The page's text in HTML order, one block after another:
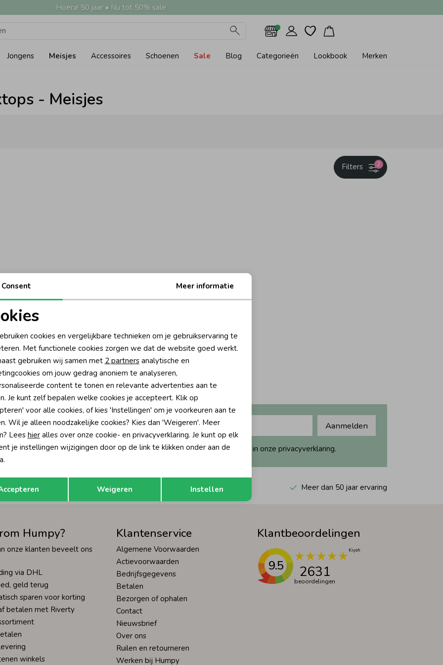
Hoera! 50 jaar • Nu tot 50% sale
Jongens Meisjes Accessoires Schoenen Sale Blog Categorieën Lookbook Merken
- Meisjes
2
Filters
direct 10% korting* op je
Aanmelden
Hoe we met je data omgaan? Bekijk dit in onze privacyverklaring.
sparen voor korting Wij scoren een 9,4 op Kiyoh Meer dan 50 jaar ervaring
Humpy?
onze klanten beveelt ons
via DHL
geld terug
sparen voor korting
betalen met Riverty
winkels
Klantenservice
Algemene Voorwaarden
Actievoorwaarden
Bedrijfsgegevens
Betalen
Bezorgen of ophalen
Contact
Nieuwsbrief
Over ons
Ruilen en retourneren
Werken bij Humpy
Klantbeoordelingen
9.5 2631
beoordelingen
cookies
cookies Marketing cookies
Terug Opslaan
Consent Meer informatie
cookies en vergelijkbare technieken om je gebruikservaring te
Met functionele cookies zorgen we dat de website goed werkt.
gebruiken wij samen met 2 partnersanalytische en
om jouw gedrag anoniem te analyseren,
content te tonen en relevante advertenties aan te
Je kunt zelf bepalen welke cookies je accepteert. Klik op
voor alle cookies, of kies 'Instellingen' om je voorkeuren aan te
Wil je alleen noodzakelijke cookies? Kies dan 'Weigeren'. Meer
Lees hieralles over onze cookie- en privacyverklaring. Je kunt op elk
je instellingen wijzigingen door op de link te klikken onder aan de
Weigeren Instellen